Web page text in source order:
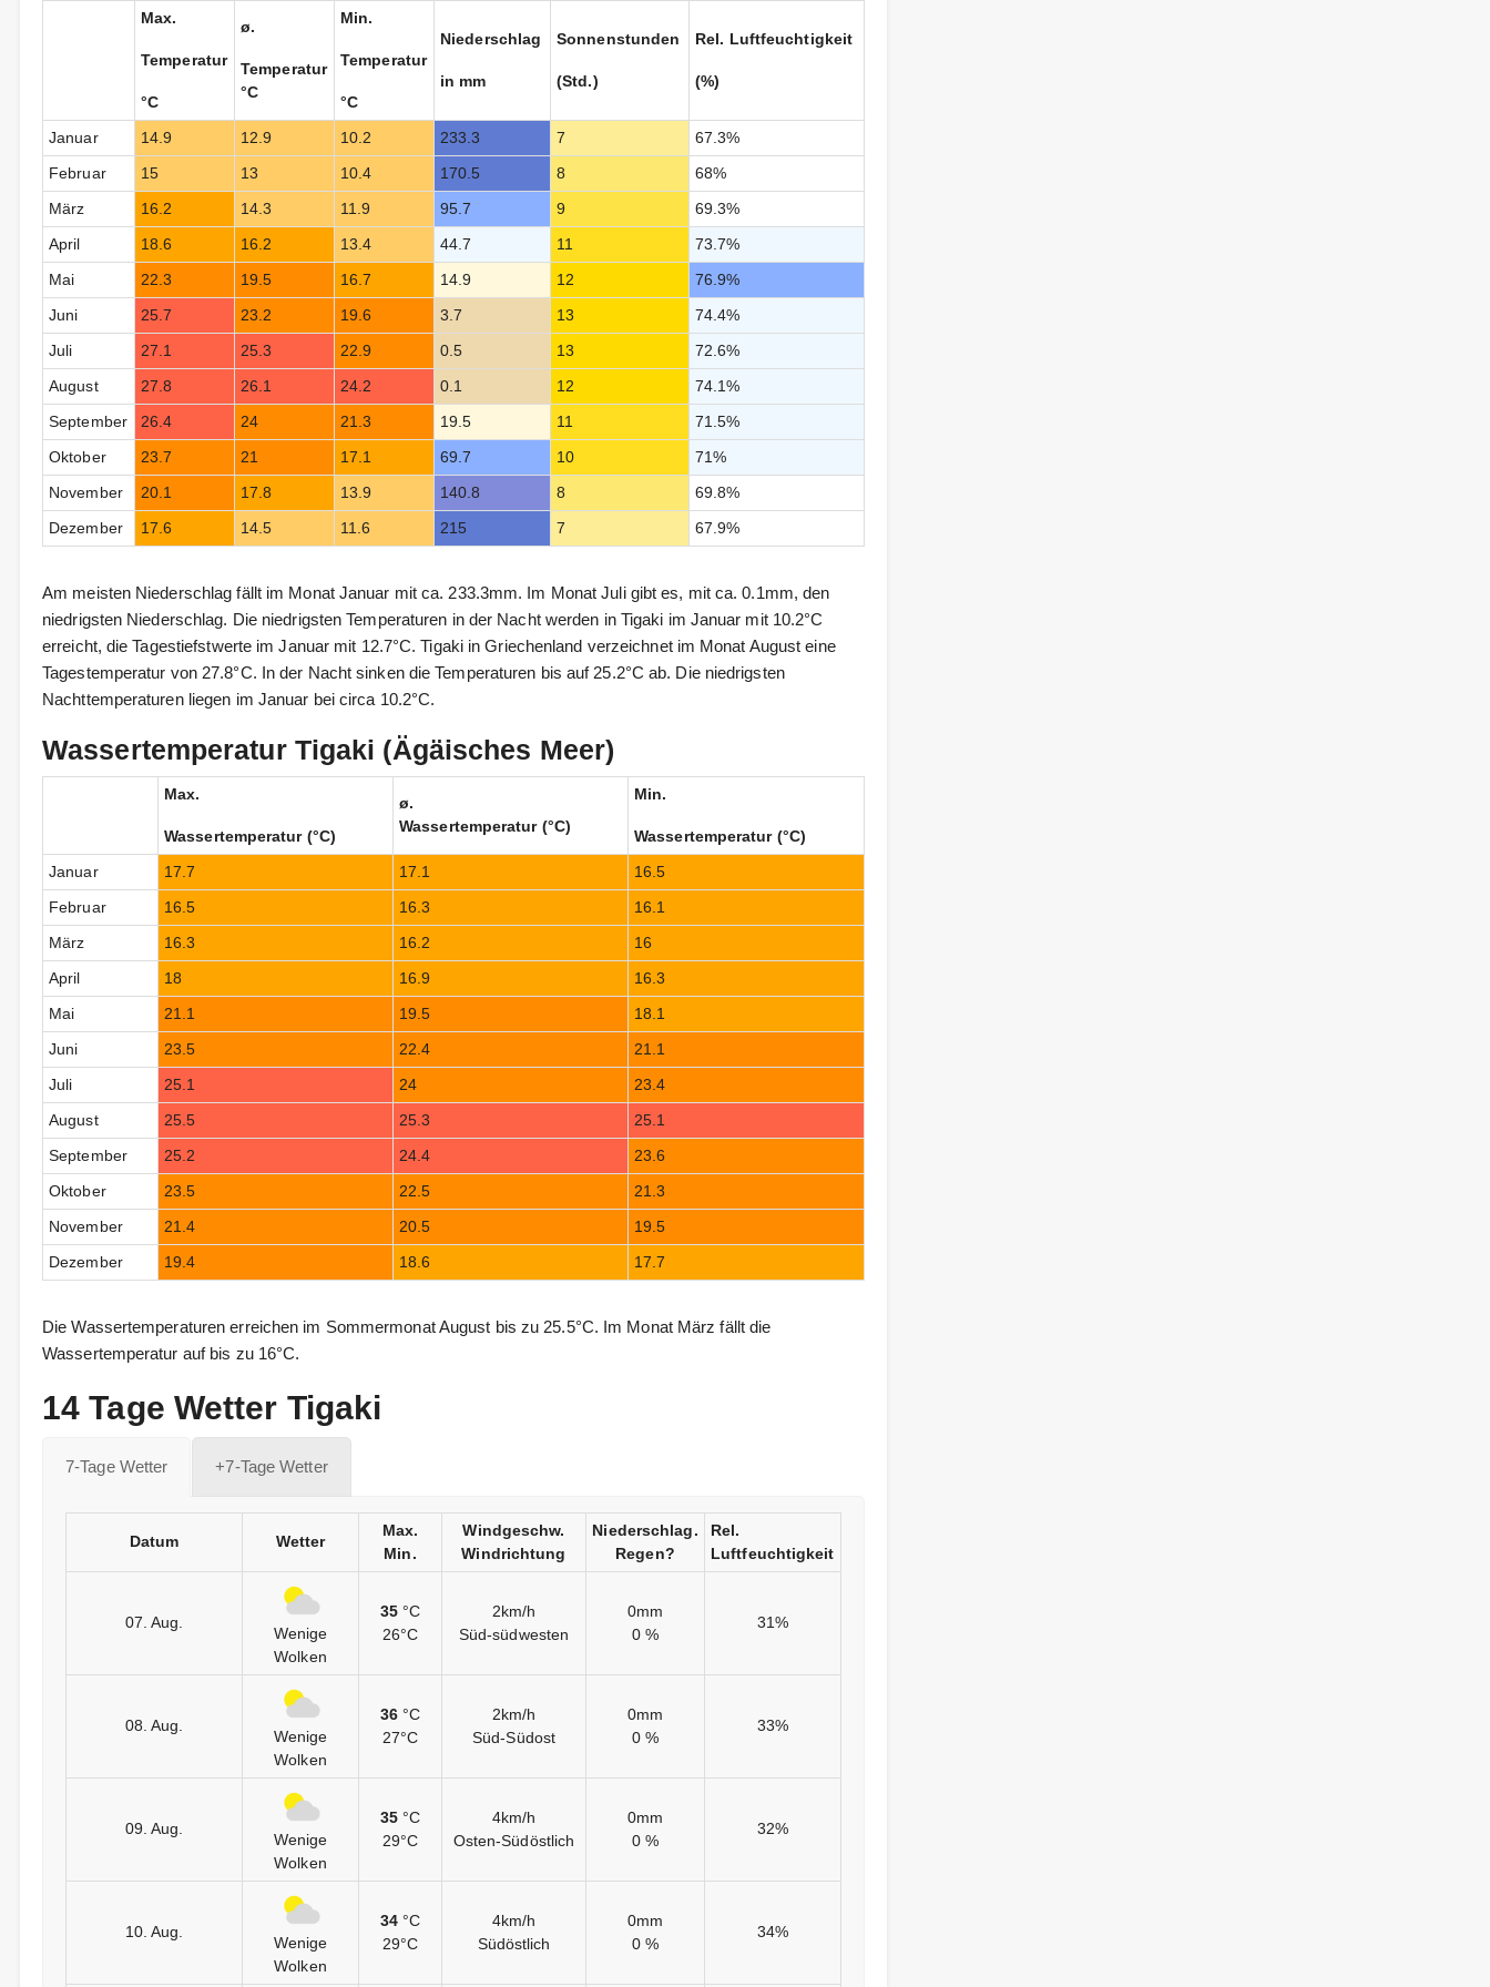
Max.
Temperatur
°C
ø.
Temperatur
°C
Min.
Temperatur
°C
Niederschlag
in mm
Sonnenstunden
(Std.)
Rel. Luftfeuchtigkeit
(%)
Januar 14.9 12.9 10.2 233.3 7 67.3%
Februar 15 13 10.4 170.5 8 68%
März 16.2 14.3 11.9 95.7 9 69.3%
April 18.6 16.2 13.4 44.7 11 73.7%
Mai 22.3 19.5 16.7 14.9 12 76.9%
Juni 25.7 23.2 19.6 3.7 13 74.4%
Juli 27.1 25.3 22.9 0.5 13 72.6%
August 27.8 26.1 24.2 0.1 12 74.1%
September 26.4 24 21.3 19.5 11 71.5%
Oktober 23.7 21 17.1 69.7 10 71%
November 20.1 17.8 13.9 140.8 8 69.8%
Dezember 17.6 14.5 11.6 215 7 67.9%
Am meisten Niederschlag fällt im Monat Januar mit ca. 233.3mm. Im Monat Juli gibt es, mit ca. 0.1mm, den
niedrigsten Niederschlag. Die niedrigsten Temperaturen in der Nacht werden in Tigaki im Januar mit 10.2°C
erreicht, die Tagestiefstwerte im Januar mit 12.7°C. Tigaki in Griechenland verzeichnet im Monat August eine
Tagestemperatur von 27.8°C. In der Nacht sinken die Temperaturen bis auf 25.2°C ab. Die niedrigsten
Nachttemperaturen liegen im Januar bei circa 10.2°C.
Wassertemperatur Tigaki (Ägäisches Meer)
Max.
Wassertemperatur (°C)
ø.
Wassertemperatur (°C)
Min.
Wassertemperatur (°C)
Januar 17.7 17.1 16.5
Februar 16.5 16.3 16.1
März 16.3 16.2 16
April 18 16.9 16.3
Mai 21.1 19.5 18.1
Juni 23.5 22.4 21.1
Juli 25.1 24 23.4
August 25.5 25.3 25.1
September 25.2 24.4 23.6
Oktober 23.5 22.5 21.3
November 21.4 20.5 19.5
Dezember 19.4 18.6 17.7
Die Wassertemperaturen erreichen im Sommermonat August bis zu 25.5°C. Im Monat März fällt die
Wassertemperatur auf bis zu 16°C.
14 Tage Wetter Tigaki
7-Tage Wetter +7-Tage Wetter
Datum Wetter
Max.
Min.
Windgeschw.
Windrichtung
Niederschlag.
Regen?
Rel.
Luftfeuchtigkeit
07. Aug.
Wenige
Wolken
35 °C
26°C
2km/h
Süd-südwesten
0mm
0 %
31%
08. Aug.
Wenige
Wolken
36 °C
27°C
2km/h
Süd-Südost
0mm
0 %
33%
09. Aug.
Wenige
Wolken
35 °C
29°C
4km/h
Osten-Südöstlich
0mm
0 %
32%
10. Aug.
Wenige
Wolken
34 °C
29°C
4km/h
Südöstlich
0mm
0 %
34%